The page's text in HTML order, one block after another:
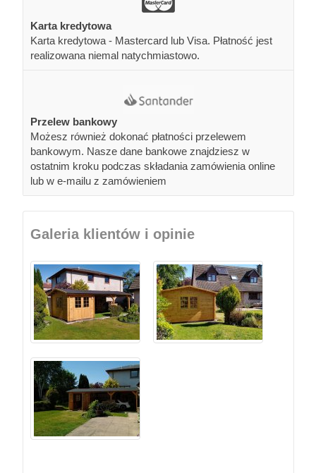
Karta kredytowa
Karta kredytowa - Mastercard lub Visa. Płatność jest
realizowana niemal natychmiastowo.
Przelew bankowy
Możesz również dokonać płatności przelewem
bankowym. Nasze dane bankowe znajdziesz w
ostatnim kroku podczas składania zamówienia online
lub w e-mailu z zamówieniem
Galeria klientów i opinie